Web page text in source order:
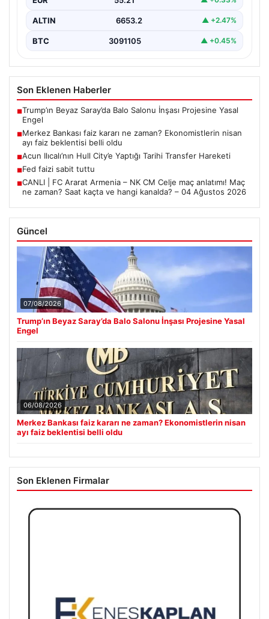
ALTIN 6653.2 ▲ +2.47%
BTC 3091105 ▲ +0.45%
Son Eklenen Haberler
■Trump’ın Beyaz Saray’da Balo Salonu İnşası Projesine Yasal
Engel
■Merkez Bankası faiz kararı ne zaman? Ekonomistlerin nisan
ayı faiz beklentisi belli oldu
■Acun Ilıcalı’nın Hull City’e Yaptığı Tarihi Transfer Hareketi
■Fed faizi sabit tuttu
■CANLI | FC Ararat Armenia – NK CM Celje maç anlatımı! Maç
ne zaman? Saat kaçta ve hangi kanalda? – 04 Ağustos 2026
Güncel
07/08/2026
Trump’ın Beyaz Saray’da Balo Salonu İnşası Projesine Yasal
Engel
06/08/2026
Merkez Bankası faiz kararı ne zaman? Ekonomistlerin nisan
ayı faiz beklentisi belli oldu
Son Eklenen Firmalar